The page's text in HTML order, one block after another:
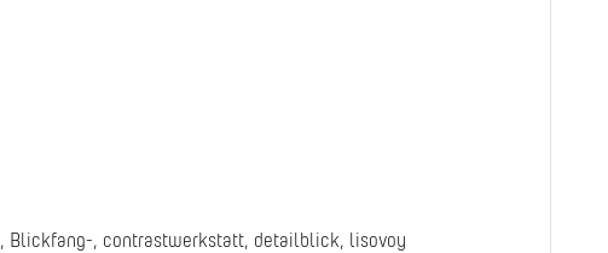
Blickfang-, contrastwerkstatt, detailblick, lisovoy